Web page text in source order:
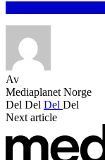
Av
Mediaplanet Norge
Del Del Del Del
Next article